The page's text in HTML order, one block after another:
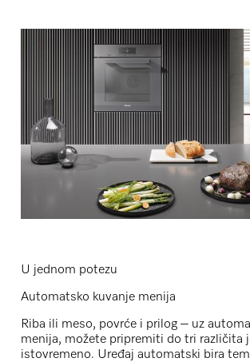
U jednom potezu
Automatsko kuvanje menija
Riba ili meso, povrće i prilog – uz
menija, možete pripremiti do tri različita
istovremeno. Uređaj automatski bira